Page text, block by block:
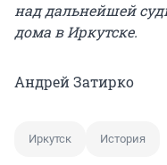
над дальнейшей
дома в Иркутске.
Андрей Затирко
Иркутск История